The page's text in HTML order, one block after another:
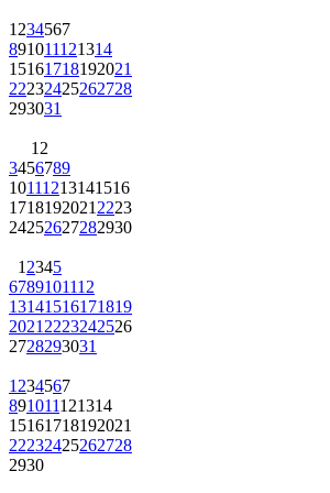
1 234567
891011121314
15161718192021
22232425262728
293031
1 2
3456789
10111213141516
1718192021 2223
24252627282930
1 2345
6789101112
13141516171819
2021 2223242526
2728293031
1 234567
891011121314
15161718192021
22232425262728
2930